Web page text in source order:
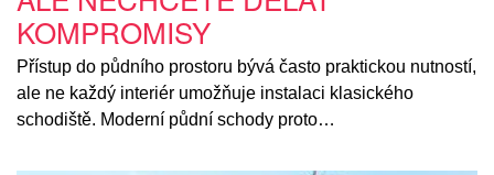
KOMPROMISY
Přístup do půdního prostoru bývá často praktickou nutností,
ale ne každý interiér umožňuje instalaci klasického
schodiště. Moderní půdní schody proto…